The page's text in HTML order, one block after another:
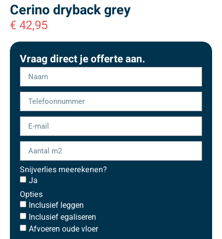
Cerino dryback grey
€42,95
Vraag direct je offerte aan.
Snijverlies meerekenen?
Ja
Opties
Inclusief leggen
Inclusief egaliseren
Afvoeren oude vloer